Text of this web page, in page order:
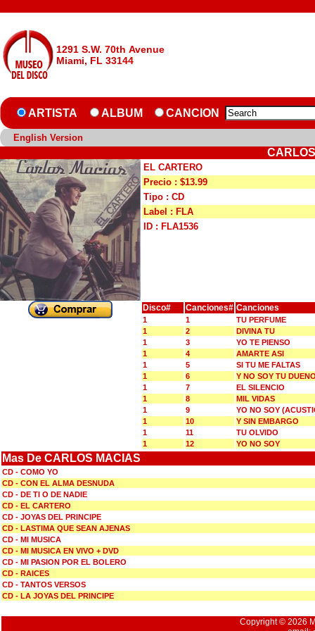
1291 S.W. 70th Avenue
Miami, FL 33144
ARTISTA ALBUM CANCION
English Version
EL CARTERO
Precio : $13.99
Tipo : CD
Label : FLA
ID : FLA1536
Disco# Canciones# Canciones
1 1
TU PERFUME
1
2
DIVINA TU
1
3
YO TE PIENSO
1
4
AMARTE ASI
1
5
SI TU ME FALTAS
1
6
Y NO SOY TU
1
7
EL SILENCIO
1
8
MIL VIDAS
1
9
YO NO SOY
1
10
Y SIN EMBARGO
1
11
TU OLVIDO
1
12 YO NO SOY
Mas De CARLOS MACIAS
CD - COMO YO
CD - CON EL ALMA DESNUDA
CD - DE TI O DE NADIE
CD - EL CARTERO
CD - JOYAS DEL PRINCIPE
CD - LASTIMA QUE SEAN AJENAS
CD - MI MUSICA
CD - MI MUSICA EN VIVO + DVD
CD - MI PASION POR EL BOLERO
CD - RAICES
CD - TANTOS VERSOS
CD - LA JOYAS DEL PRINCIPE
Copyright © 2026